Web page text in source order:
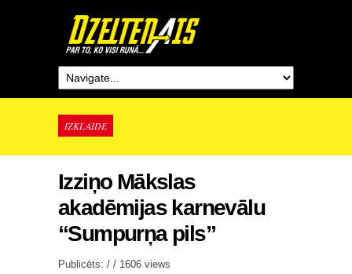
IZKLAIDE
Izziņo Mākslas
akadēmijas karnevālu
“Sumpurņa pils”
Publicēts: / / 1606 views